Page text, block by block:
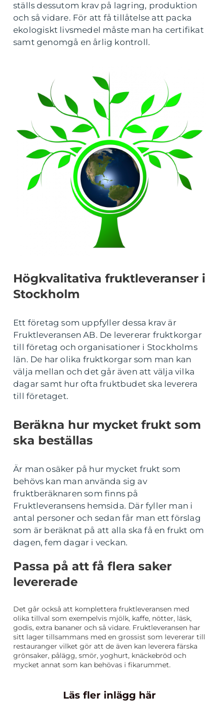
ställs dessutom krav på lagring, produktion
och så vidare. För att få tillåtelse att packa
ekologiskt livsmedel måste man ha certifikat
samt genomgå en årlig kontroll.
Högkvalitativa fruktleveranser i
Stockholm
Ett företag som uppfyller dessa krav är
Fruktleveransen AB. De levererar fruktkorgar
till företag och organisationer i Stockholms
län. De har olika fruktkorgar som man kan
välja mellan och det går även att välja vilka
dagar samt hur ofta fruktbudet ska leverera
till företaget.
Beräkna hur mycket frukt som
ska beställas
Är man osäker på hur mycket frukt som
behövs kan man använda sig av
fruktberäknaren som finns på
Fruktleveransens hemsida. Där fyller man i
antal personer och sedan får man ett förslag
som är beräknat på att alla ska få en frukt om
dagen, fem dagar i veckan.
Passa på att få flera saker
levererade
Det går också att komplettera fruktleveransen med
olika tillval som exempelvis mjölk, kaffe, nötter, läsk,
godis, extra bananer och så vidare. Fruktleveransen har
sitt lager tillsammans med en grossist som levererar till
restauranger vilket gör att de även kan leverera färska
grönsaker, pålägg, smör, yoghurt, knäckebröd och
mycket annat som kan behövas i fikarummet.
Läs fler inlägg här